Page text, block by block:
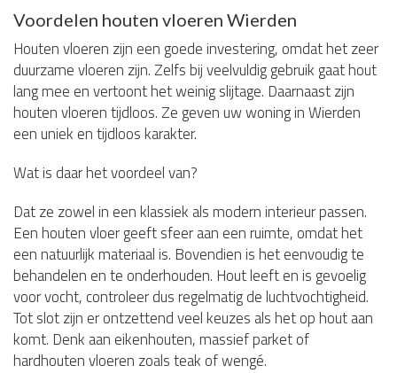
Voordelen houten vloeren Wierden
Houten vloeren zijn een goede investering, omdat het zeer
duurzame vloeren zijn. Zelfs bij veelvuldig gebruik gaat hout
lang mee en vertoont het weinig slijtage. Daarnaast zijn
houten vloeren tijdloos. Ze geven uw woning in Wierden
een uniek en tijdloos karakter.
Wat is daar het voordeel van?
Dat ze zowel in een klassiek als modern interieur passen.
Een houten vloer geeft sfeer aan een ruimte, omdat het
een natuurlijk materiaal is. Bovendien is het eenvoudig te
behandelen en te onderhouden. Hout leeft en is gevoelig
voor vocht, controleer dus regelmatig de luchtvochtigheid.
Tot slot zijn er ontzettend veel keuzes als het op hout aan
komt. Denk aan eikenhouten, massief parket of
hardhouten vloeren zoals teak of wengé.